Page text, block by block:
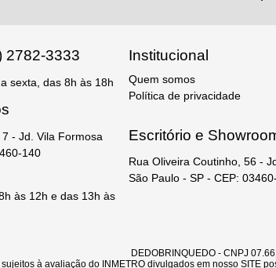
2782-3333
sexta, das 8h às 18h
- Jd. Vila Formosa
140
às 12h e das 13h às
Institucional
Quem somos
Política de privacidade
Escritório e
Rua Oliveira Coutinho, 56 -
São Paulo - SP - CEP:
DEDOBRINQUEDO - CNPJ
à avaliação do INMETRO divulgados em nosso SITE